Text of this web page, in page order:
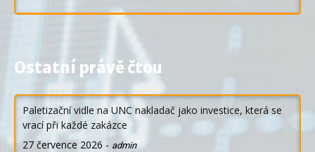
Ostatní právě čtou
Paletizační vidle na UNC nakladač jako investice, která se
vrací při každé zakázce
27 července 2026 - admin